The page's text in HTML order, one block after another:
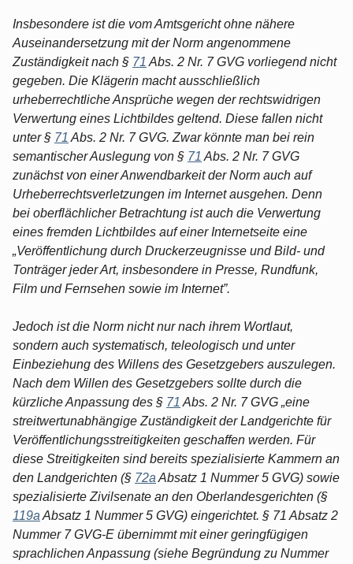
Insbesondere ist die vom Amtsgericht ohne nähere
Auseinandersetzung mit der Norm angenommene
Zuständigkeit nach § 71 Abs. 2 Nr. 7 GVG vorliegend nicht
gegeben. Die Klägerin macht ausschließlich
urheberrechtliche Ansprüche wegen der rechtswidrigen
Verwertung eines Lichtbildes geltend. Diese fallen nicht
unter § 71 Abs. 2 Nr. 7 GVG. Zwar könnte man bei rein
semantischer Auslegung von § 71 Abs. 2 Nr. 7 GVG
zunächst von einer Anwendbarkeit der Norm auch auf
Urheberrechtsverletzungen im Internet ausgehen. Denn
bei oberflächlicher Betrachtung ist auch die Verwertung
eines fremden Lichtbildes auf einer Internetseite eine
„Veröffentlichung durch Druckerzeugnisse und Bild- und
Tonträger jeder Art, insbesondere in Presse, Rundfunk,
Film und Fernsehen sowie im Internet”.
Jedoch ist die Norm nicht nur nach ihrem Wortlaut,
sondern auch systematisch, teleologisch und unter
Einbeziehung des Willens des Gesetzgebers auszulegen.
Nach dem Willen des Gesetzgebers sollte durch die
kürzliche Anpassung des § 71 Abs. 2 Nr. 7 GVG „eine
streitwertunabhängige Zuständigkeit der Landgerichte für
Veröffentlichungsstreitigkeiten geschaffen werden. Für
diese Streitigkeiten sind bereits spezialisierte Kammern an
den Landgerichten (§ 72a Absatz 1 Nummer 5 GVG) sowie
spezialisierte Zivilsenate an den Oberlandesgerichten (§
119a Absatz 1 Nummer 5 GVG) eingerichtet. § 71 Absatz 2
Nummer 7 GVG-E übernimmt mit einer geringfügigen
sprachlichen Anpassung (siehe Begründung zu Nummer